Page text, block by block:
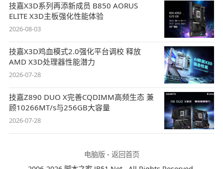
技嘉X3D系列再添新成员 B850 AORUS
ELITE X3D主板强化性能体验
2026-08-03
技嘉X3D鸡血模式2.0强化平台调校 释放
AMD X3D处理器性能潜力
2026-07-28
技嘉Z890 DUO X完善CQDIMM高频生态 兼
顾10266MT/s与256GB大容量
2026-07-28
电脑版- 返回首页